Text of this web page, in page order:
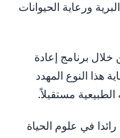
ورعاية الحيوانات
برنامج إعادة
هذا النوع المهدد
مستقبلاً.
في علوم الحياة